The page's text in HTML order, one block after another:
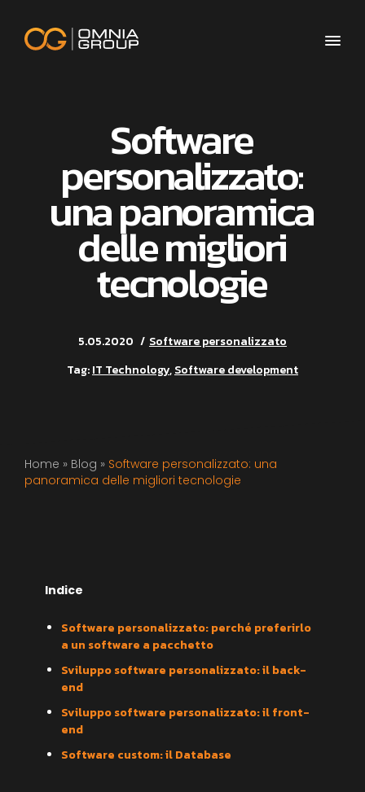
Software
personalizzato:
una panoramica
delle migliori
tecnologie
5.05.2020
Software personalizzato
Tag:IT Technology,Software development
Home » Blog » Software personalizzato: una
panoramica delle migliori tecnologie
Indice
Software personalizzato: perché preferirlo
a un software a pacchetto
Sviluppo software personalizzato: il back-
end
Sviluppo software personalizzato: il front-
end
Software custom: il Database